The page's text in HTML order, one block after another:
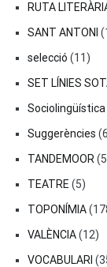
RUTA
SANT ANTONI
selecció (11)
SET LÍNIES
Sociolingüística
Suggerències
TANDEMOOR
TEATRE (5)
TOPONÍMIA
VALÈNCIA(12)
VOCABULARI